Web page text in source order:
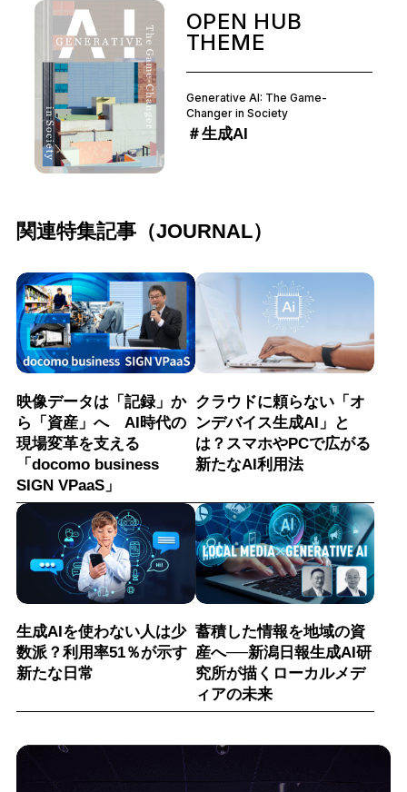
OPEN HUB
THEME
Generative AI: The Game-
Changer in Society
＃生成AI
関連特集記事（JOURNAL）
映像データは「記録」か
ら「資産」へ AI時代の
現場変革を支える
「docomo business
SIGN VPaaS」
クラウドに頼らない「オ
ンデバイス生成AI」と
は？スマホやPCで広がる
新たなAI利用法
生成AIを使わない人は少
数派？利用率51％が示す
新たな日常
蓄積した情報を地域の資
産へ──新潟日報生成AI研
究所が描くローカルメデ
ィアの未来